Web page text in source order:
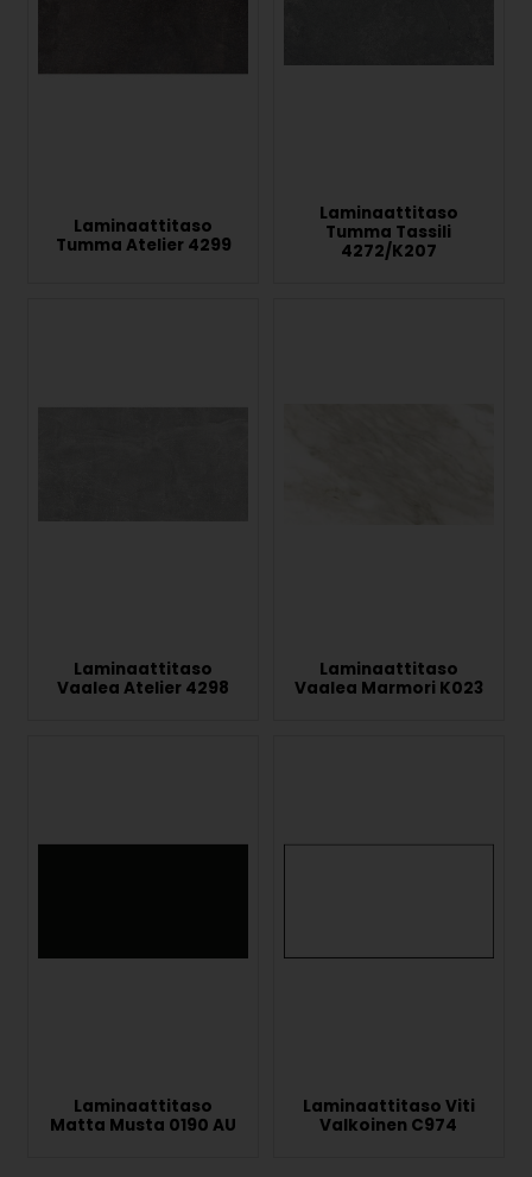
Laminaattitaso
Tumma Atelier 4299
Laminaattitaso
Tumma Tassili
4272/K207
Laminaattitaso
Vaalea Atelier 4298
Laminaattitaso
Vaalea Marmori K023
Laminaattitaso
Matta Musta 0190 AU
Laminaattitaso Viti
Valkoinen C974